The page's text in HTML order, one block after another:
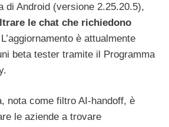
di Android (versione 2.25.20.5),
le chat che richiedono
è attualmente
beta tester tramite il Programma
nota come filtro AI-handoff, è
le aziende a trovare